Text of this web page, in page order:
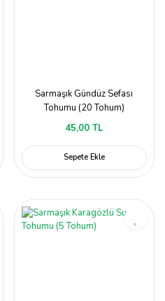
Sarmaşık Gündüz Sefası
Tohumu (20 Tohum)
45,00 TL
Sepete Ekle